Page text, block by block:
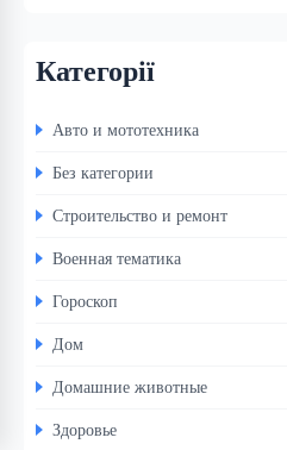
Категорії
Авто и мототехника
Без категории
Строительство и ремонт
Военная тематика
Гороскоп
Дом
Домашние животные
Здоровье